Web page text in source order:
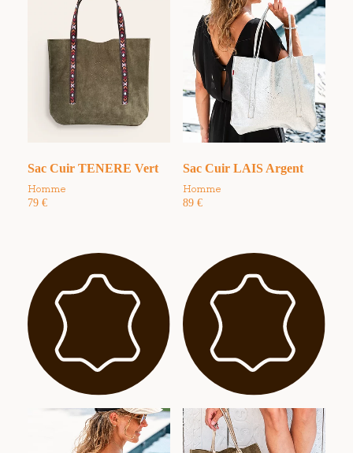
Sac Cuir TENERE Vert
Homme
79 €
Sac Cuir LAIS Argent
Homme
89 €